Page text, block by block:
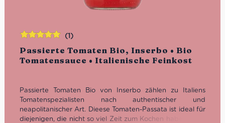
Passierte Tomaten Bio, Inserbo • Bio
Tomatensauce • Italienische Feinkost
(1)
Passierte Tomaten Bio von Inserbo zählen zu Italiens
Tomatenspezialisten nach authentischer und
neapolitanischer Art. Dieese Tomaten-Passata ist ideal für
diejenigen, die nicht so viel Zeit zum Kochen haben, aber
mit5.00von
5